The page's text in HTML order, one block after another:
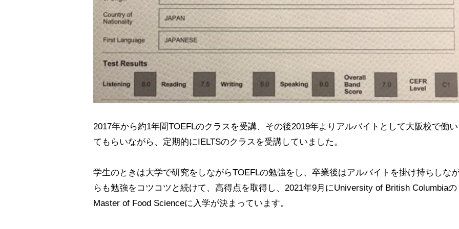
2017年から約1年間TOEFLのクラスを受講、その後2019年よりアルバイトとして大阪校で働い
てもらいながら、定期的にIELTSのクラスを受講していました。
学生のときは大学で研究をしながらTOEFLの勉強をし、卒業後はアルバイトを掛け持ちしな
らも勉強をコツコツと続けて、高得点を取得し、2021年9月にUniversity of British Columbiaの
Master of Food Scienceに入学が決まっています。